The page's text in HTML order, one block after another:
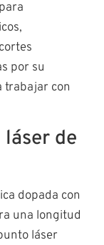
por su
trabajar con
de
dopada con
una longitud
láser